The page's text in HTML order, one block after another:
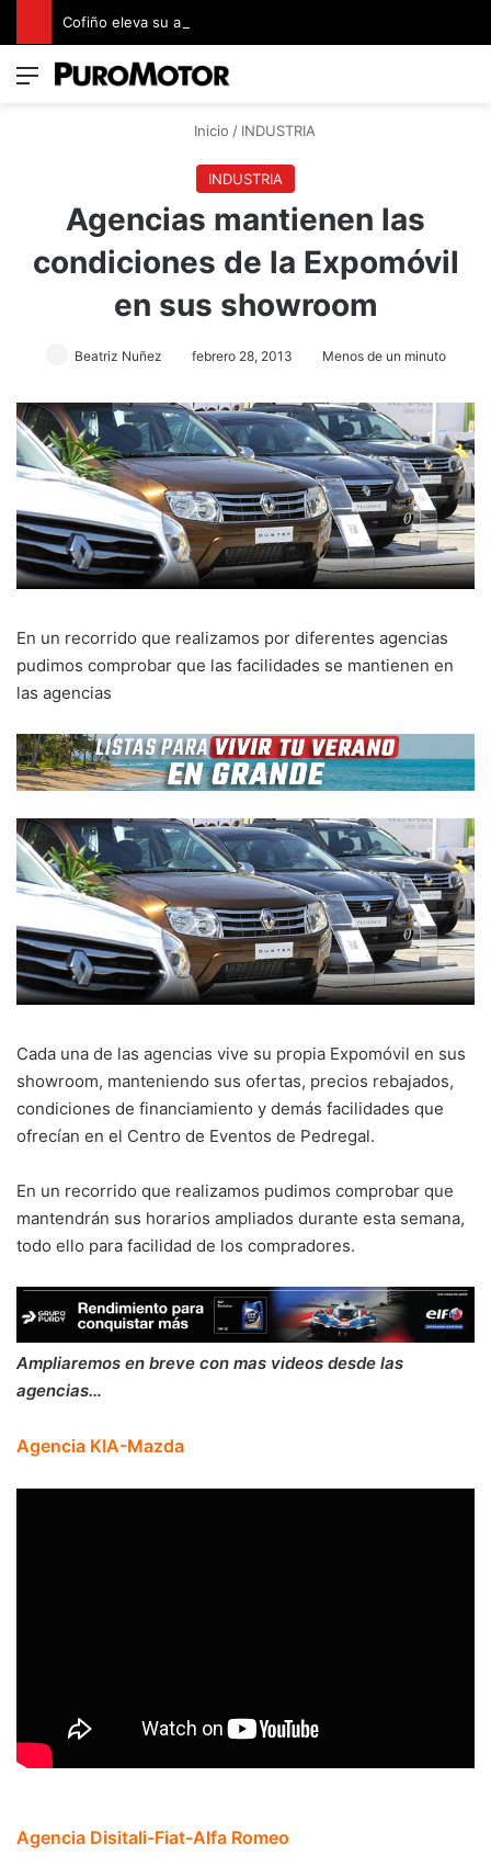
Menú
Inicio / INDUSTRIA
INDUSTRIA
Agencias mantienen las
condiciones de la Expomóvil
en sus showroom
Beatriz Nuñez febrero 28, 2013 Menos de un minuto
En un recorrido que realizamos por diferentes agencias
pudimos comprobar que las facilidades se mantienen en
las agencias
Cada una de las agencias vive su propia Expomóvil en sus
showroom, manteniendo sus ofertas, precios rebajados,
condiciones de financiamiento y demás facilidades que
ofrecían en el Centro de Eventos de Pedregal.
En un recorrido que realizamos pudimos comprobar que
mantendrán sus horarios ampliados durante esta semana,
todo ello para facilidad de los compradores.
Ampliaremos en breve con mas videos desde las
agencias…
Agencia KIA-Mazda
Agencia Disitali-Fiat-Alfa Romeo